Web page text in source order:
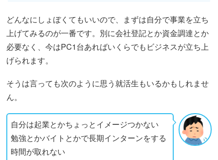
どんなにしょぼくてもいいので、まずは自分で事業を立ち
上げてみるのが一番です。別に会社登記とか資金調達とか
必要なく、今はPC1台あればいくらでもビジネスが立ち上
げられます。
そうは言っても次のように思う就活生もいるかもしれませ
ん。
自分は起業とかちょっとイメージつかない
勉強とかバイトとかで長期インターンをする
時間が取れない